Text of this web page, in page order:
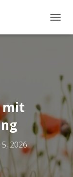
mit
2026